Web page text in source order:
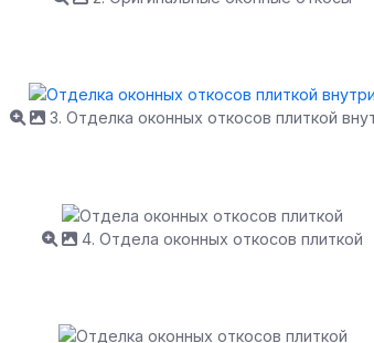
3. Отделка оконных откосов плиткой
4. Отдела оконных откосов плиткой